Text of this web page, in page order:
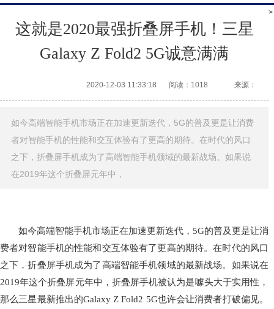
>
这就是2020最强折叠屏手机！三星
Galaxy Z Fold2 5G诚意满满
2020-12-03 11:33:18 阅读：1018 来源：
如今高端智能手机市场正在加速更新迭代，5G的普及更是让消费
者对智能手机的性能和交互体验有了更高的期待。在时代的风口
之下，折叠屏手机成为了高端智能手机领域的最新战场。如果说
在2019年这个折叠屏元年中，
如今高端智能手机市场正在加速更新迭代，5G的普及更是让消
费者对智能手机的性能和交互体验有了更高的期待。在时代的风口
之下，折叠屏手机成为了高端智能手机领域的最新战场。如果说在
2019年这个折叠屏元年中，折叠屏手机被认为是噱头大于实用性，
那么三星最新推出的Galaxy Z Fold2 5G也许会让消费者打破偏见。